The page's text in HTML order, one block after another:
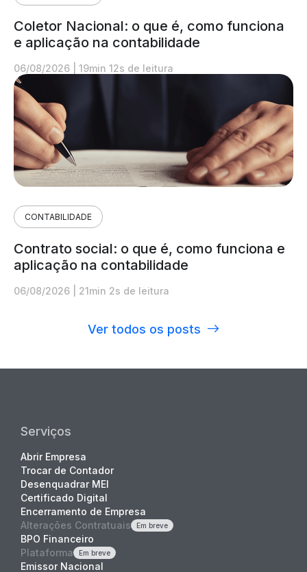
Coletor Nacional: o que é, como funciona
e aplicação na contabilidade
06/08/2026 19min 12s de leitura
CONTABILIDADE
Contrato social: o que é, como funciona e
aplicação na contabilidade
06/08/2026 21min 2s de leitura
Ver todos os posts
Serviços
Abrir Empresa
Trocar de Contador
Desenquadrar MEI
Certificado Digital
Encerramento de Empresa
Alterações Contratuais
Em breve
BPO Financeiro
Plataforma
Em breve
Emissor Nacional